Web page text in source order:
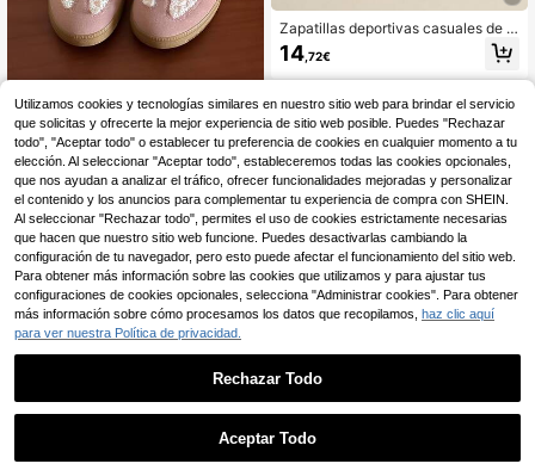
19,68€
Friful
Zapatillas deportivas casuales de m
ujer para primavera/otoño, de punte
ra redonda y parte superior baja, fá
ciles de limpiar, cómodas y con cor
y blancas, con diseño de contraste
de color, calzado deportivo casual
con estilo retro de parches, de mod
a para todas las estaciones
14 ,72€
Utilizamos cookies y tecnologías similares en nuestro sitio web para brindar el servicio
que solicitas y ofrecerte la mejor experiencia de sitio web posible. Puedes "Rechazar
todo", "Aceptar todo" o establecer tu preferencia de cookies en cualquier momento a tu
elección. Al seleccionar "Aceptar todo", estableceremos todas las cookies opcionales,
que nos ayudan a analizar el tráfico, ofrecer funcionalidades mejoradas y personalizar
el contenido y los anuncios para complementar tu experiencia de compra con SHEIN.
Al seleccionar "Rechazar todo", permites el uso de cookies estrictamente necesarias
que hacen que nuestro sitio web funcione. Puedes desactivarlas cambiando la
configuración de tu navegador, pero esto puede afectar el funcionamiento del sitio web.
Para obtener más información sobre las cookies que utilizamos y para ajustar tus
configuraciones de cookies opcionales, selecciona "Administrar cookies". Para obtener
más información sobre cómo procesamos los datos que recopilamos, haz clic aquí
para ver nuestra Política de privacidad.
Rechazar Todo
Aceptar Todo